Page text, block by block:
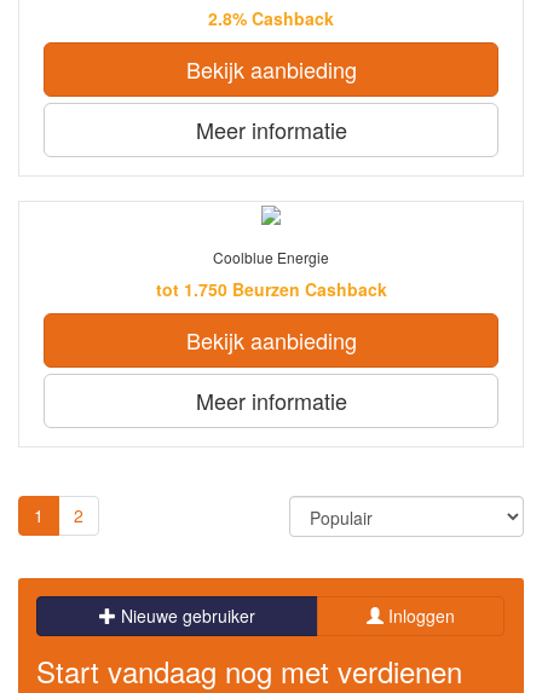
2.8% Cashback
Bekijk aanbieding
Meer informatie
Coolblue Energie
tot 1.750 Beurzen Cashback
Bekijk aanbieding
Meer informatie
1 2
Nieuwe gebruiker Inloggen
Start vandaag nog met verdienen